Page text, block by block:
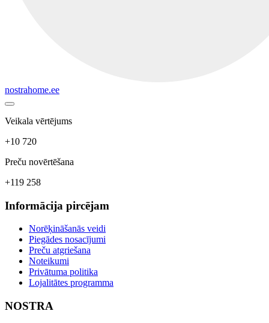
nostrahome.ee
Veikala vērtējums
+10 720
Preču novērtēšana
+119 258
Informācija pircējam
Norēķināšanās veidi
Piegādes nosacījumi
Preču atgriešana
Noteikumi
Privātuma politika
Lojalitātes programma
NOSTRA